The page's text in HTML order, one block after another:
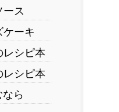
ス
ケーキ
レシピ本
レシピ本
ら